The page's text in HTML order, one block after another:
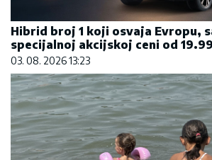
Hibrid broj 1 koji osvaja Evropu,
specijalnoj akcijskoj ceni od
03. 08. 2026 13:23